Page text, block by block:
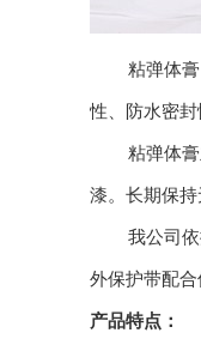
粘弹体膏，
性、防水密封
粘弹体膏主
漆。长期保
我公司依据
外保护带配
产品特点：